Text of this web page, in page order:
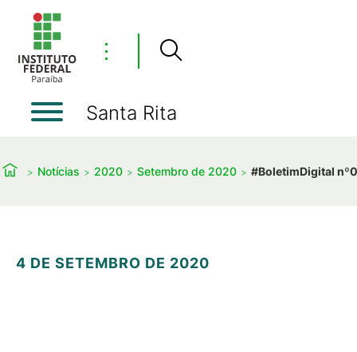
⋮
Santa Rita
Notícias 2020 Setembro de 2020 #BoletimDigital
4 DE SETEMBRO DE 2020